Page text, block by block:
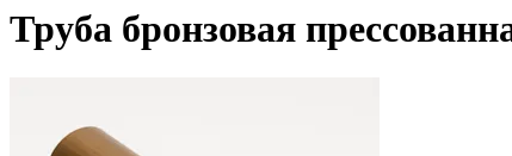
Труба бронзовая